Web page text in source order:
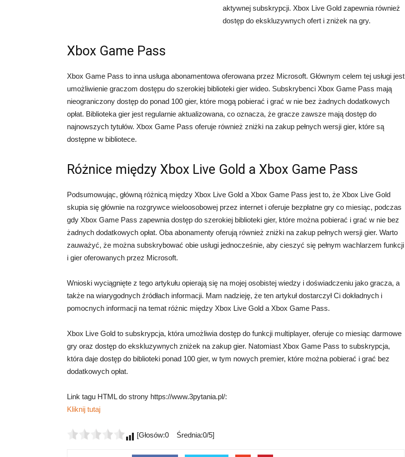
aktywnej subskrypcji. Xbox Live Gold zapewnia również
dostęp do ekskluzywnych ofert i zniżek na gry.
Xbox Game Pass
Xbox Game Pass to inna usługa abonamentowa oferowana przez Microsoft. Głównym celem tej usługi jest
umożliwienie graczom dostępu do szerokiej biblioteki gier wideo. Subskrybenci Xbox Game Pass mają
nieograniczony dostęp do ponad 100 gier, które mogą pobierać i grać w nie bez żadnych dodatkowych
opłat. Biblioteka gier jest regularnie aktualizowana, co oznacza, że gracze zawsze mają dostęp do
najnowszych tytułów. Xbox Game Pass oferuje również zniżki na zakup pełnych wersji gier, które są
dostępne w bibliotece.
Różnice między Xbox Live Gold a Xbox Game Pass
Podsumowując, główną różnicą między Xbox Live Gold a Xbox Game Pass jest to, że Xbox Live Gold
skupia się głównie na rozgrywce wieloosobowej przez internet i oferuje bezpłatne gry co miesiąc, podczas
gdy Xbox Game Pass zapewnia dostęp do szerokiej biblioteki gier, które można pobierać i grać w nie bez
żadnych dodatkowych opłat. Oba abonamenty oferują również zniżki na zakup pełnych wersji gier. Warto
zauważyć, że można subskrybować obie usługi jednocześnie, aby cieszyć się pełnym wachlarzem funkcji
i gier oferowanych przez Microsoft.
Wnioski wyciągnięte z tego artykułu opierają się na mojej osobistej wiedzy i doświadczeniu jako gracza, a
także na wiarygodnych źródłach informacji. Mam nadzieję, że ten artykuł dostarczył Ci dokładnych i
pomocnych informacji na temat różnic między Xbox Live Gold a Xbox Game Pass.
Xbox Live Gold to subskrypcja, która umożliwia dostęp do funkcji multiplayer, oferuje co miesiąc darmowe
gry oraz dostęp do ekskluzywnych zniżek na zakup gier. Natomiast Xbox Game Pass to subskrypcja,
która daje dostęp do biblioteki ponad 100 gier, w tym nowych premier, które można pobierać i grać bez
dodatkowych opłat.
Link tagu HTML do strony https://www.3pytania.pl/:
Kliknij tutaj
[Głosów:0 Średnia:0/5]